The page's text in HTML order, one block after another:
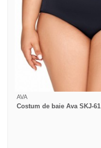
AVA
Costum de baie Ava SKJ-61